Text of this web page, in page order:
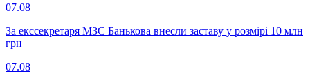
07.08
За екссекретаря МЗС Банькова внесли заставу у розмірі 10 млн
грн
07.08